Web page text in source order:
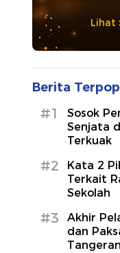
Lihat
Berita
#1
Sosok
Senjata
Terkuak
#2
Kata 2
Terkait
Sekolah
#3
Akhir
dan